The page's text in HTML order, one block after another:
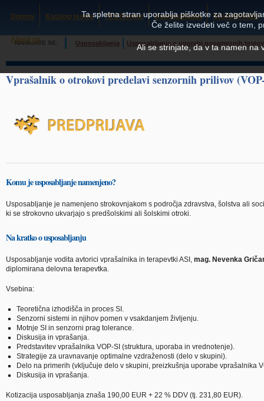
Domov Katalog testov TESTcenter Usposabljanja SCHUHFRIED
About us
NAHAJATE SE: Usposabljanja Usposabljanja o uporabi posameznih
Vprašalnik o otrokovi predelavi senzornih prilivov
Komu je usposabljanje namenjeno?
Usposabljanje je namenjeno strokovnjakom s področja zdravstva, šolstva ali
ki se strokovno ukvarjajo s predšolskimi ali šolskimi otroki.
Na kratko o usposabljanju
Usposabljanje vodita avtorici vprašalnika in terapevtki ASI, mag. Nevenka
diplomirana delovna terapevtka.
Vsebina:
Teoretična izhodišča in proces SI.
Senzorni sistemi in njihov pomen v vsakdanjem življenju.
Motnje SI in senzorni prag tolerance.
Diskusija in vprašanja.
Predstavitev vprašalnika VOP-SI (struktura, uporaba in vrednotenje).
Strategije za uravnavanje optimalne vzdraženosti (delo v skupini).
Delo na primerih (vključuje delo v skupini, preizkušnja uporabe vprašalnika
Diskusija in vprašanja.
Kotizacija usposabljanja znaša 190,00 EUR + 22 % DDV (tj. 231,80 EUR).
Ta spletna stran uporablja piškotke za
Če želite izvedeti več o tem,
Ali se strinjate, da v ta namen na